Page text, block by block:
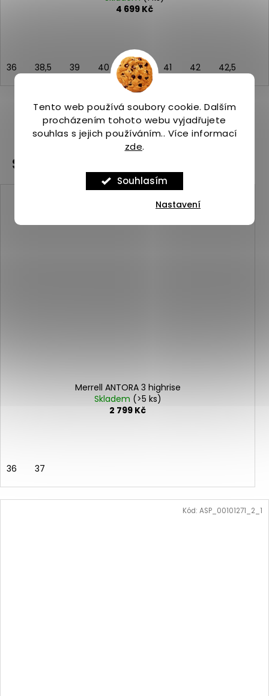
Tento web používá soubory cookie. Dalším
procházením tohoto webu vyjadřujete
souhlas s jejich používáním.. Více informací
zde.
Souhlasím
Nastavení
4 699 Kč
36 38,5 39 40 40,5 41 42 42,5
ZOBRAZIT VŠECHNY PODOBNÉ PRODUKTY
Související produkty
Merrell ANTORA 3 highrise
Skladem (>5 ks)
2 799 Kč
36 37
Kód: ASP_00101271_2_1